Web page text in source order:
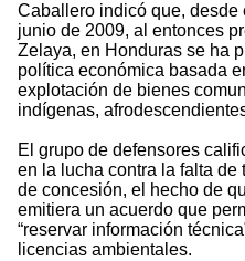
Caballero indicó que,
junio de 2009, al entonces
Zelaya, en Honduras se ha
política económica basada
explotación de bienes
indígenas,
El grupo de defensores
en la lucha contra la falta
de concesión, el hecho de
emitiera un acuerdo que
“reservar información
licencias ambientales.